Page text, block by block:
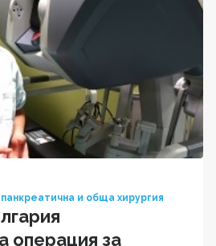
и обща хирургия
операция за